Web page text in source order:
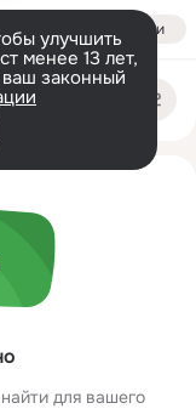
Войти
улучшить
менее 13 лет,
законный
для вашего